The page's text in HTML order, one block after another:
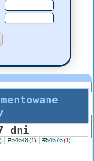
dni
#54648(1) #54676(1)